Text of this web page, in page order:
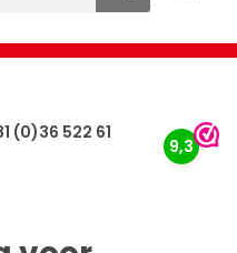
(0)36 522 61
9,3